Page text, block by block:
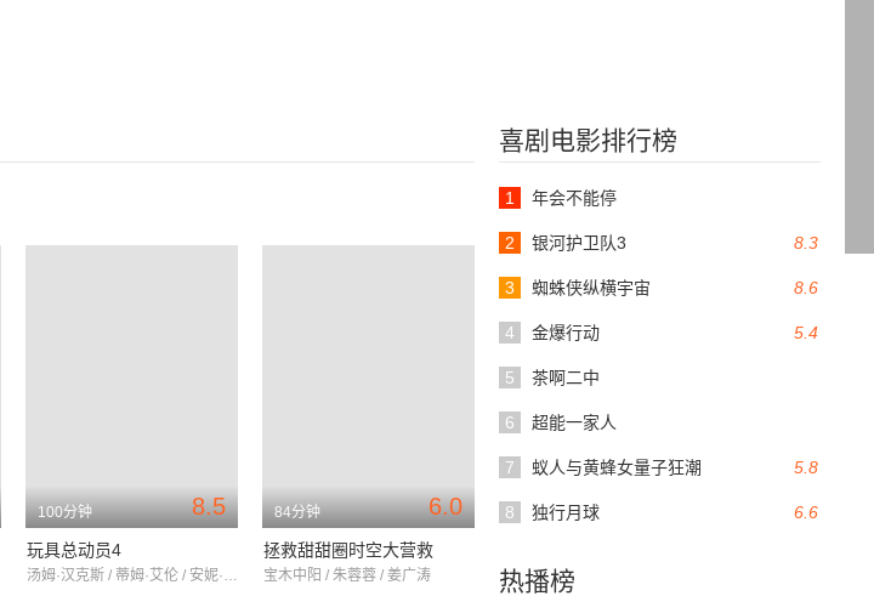
喜剧电影排行榜
1 年会不能停
8.3
2 银河护卫队3
8.6
3 蜘蛛侠纵横宇宙
5.4
4 金爆行动
5 茶啊二中
6 超能一家人
5.8
7 蚁人与黄蜂女量子狂潮
6.6
8 独行月球
热播榜
8.5
100分钟
玩具总动员4
汤姆·汉克斯 / 蒂姆·艾伦 / 安妮·波茨
6.0
84分钟
拯救甜甜圈时空大营救
宝木中阳 / 朱蓉蓉 / 姜广涛